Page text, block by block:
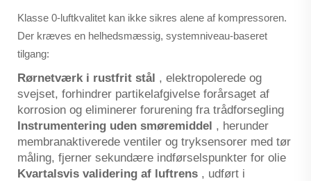
Klasse 0-luftkvalitet kan ikke sikres alene af kompressoren.
Der kræves en helhedsmæssig, systemniveau-baseret
tilgang:
Rørnetværk i rustfrit stål , elektropolerede og
svejset, forhindrer partikelafgivelse forårsaget af
korrosion og eliminerer forurening fra trådforsegling
Instrumentering uden smøremiddel , herunder
membranaktiverede ventiler og tryksensorer med tør
måling, fjerner sekundære indførselspunkter for olie
Kvartalsvis validering af luftrens , udført i